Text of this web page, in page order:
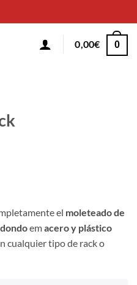
0,00€ 0
el moleteado de
emacero y plástico
cualquier tipo de rack o